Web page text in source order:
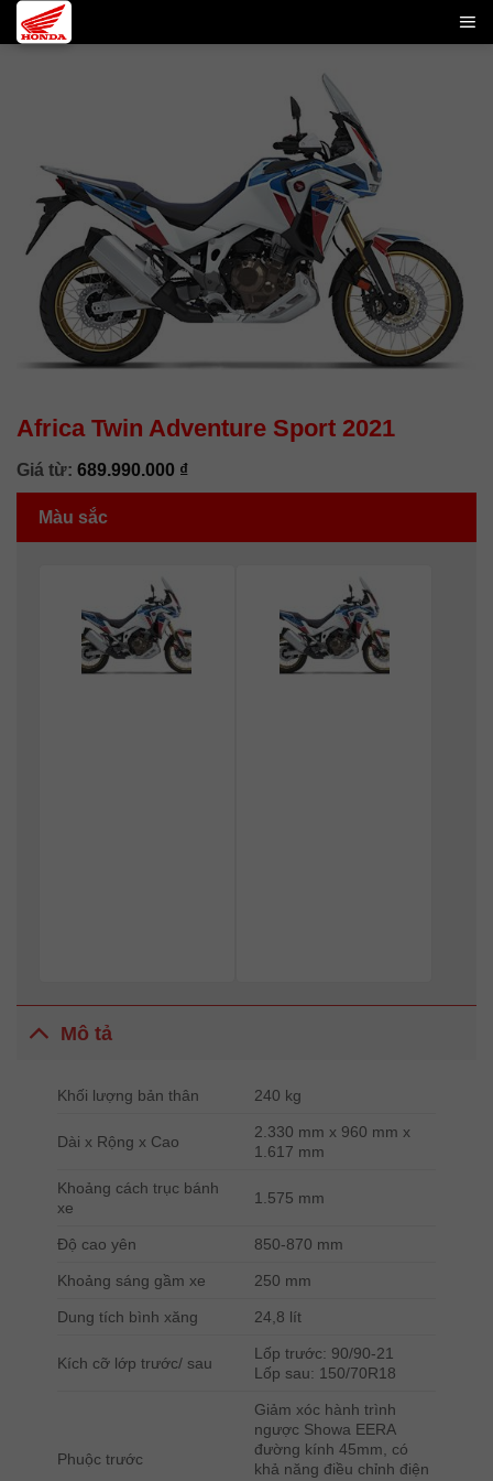
Skip
to
Africa Twin Adventure Sport 2021
Giá từ: 689.990.000 ₫
Màu sắc
Mô tả
Khối lượng bản thân 240 kg
Dài x Rộng x Cao
2.330 mm x 960 mm x
1.617 mm
Khoảng cách trục bánh
xe
1.575 mm
Độ cao yên 850-870 mm
Khoảng sáng gầm xe 250 mm
Dung tích bình xăng 24,8 lít
Kích cỡ lớp trước/ sau
Lốp trước: 90/90-21
Lốp sau: 150/70R18
Phuộc trước
Giảm xóc hành trình
ngược Showa EERA
đường kính 45mm, có
khả năng điều chỉnh điện